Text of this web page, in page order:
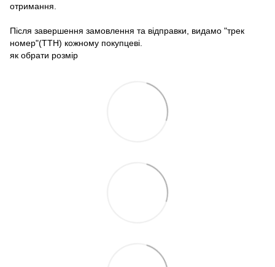
отримання.
Після завершення замовлення та відправки, видамо "трек
номер"(ТТН) кожному покупцеві.
як обрати розмір